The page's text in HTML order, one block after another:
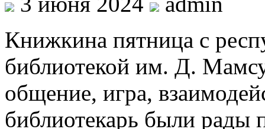
Книжкина пятница с
библиотекой им. Д.
общение, игра,
библиотекарь были рады